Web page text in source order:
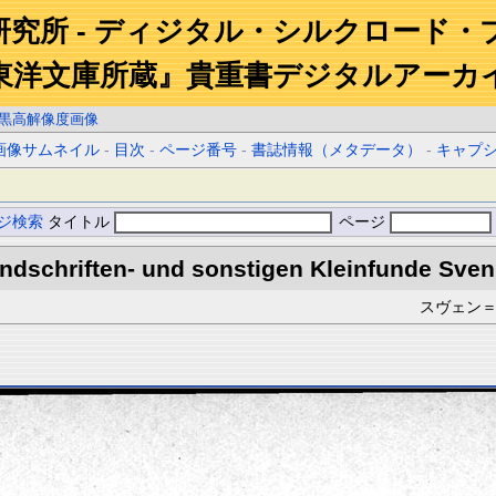
究所 - ディジタル・シルクロード・
洋文庫所蔵』貴重書デジタルアーカ
高解像度画像
像サムネイル - 目次 -ページ番号 -書誌情報（メタデータ） - キャプ
検索 タイトル ページ
und sonstigen Kleinfunde
スヴェン